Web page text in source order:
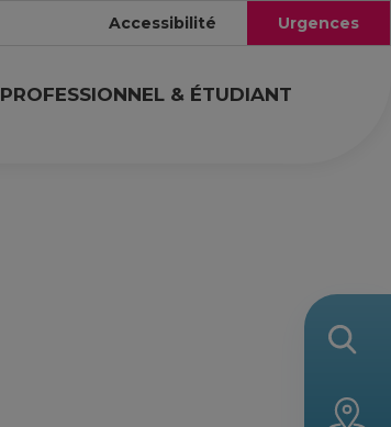
Accessibilité Urgences
PROFESSIONNEL & ÉTUDIANT